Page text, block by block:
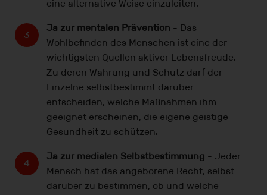
eine alternative Weise einzuleiten.
Ja zur mentalen Prävention - Das
Wohlbefinden des Menschen ist eine der
wichtigsten Quellen aktiver Lebensfreude.
Zu deren Wahrung und Schutz darf der
Einzelne selbstbestimmt darüber
entscheiden, welche Maßnahmen ihm
geeignet erscheinen, die eigene geistige
Gesundheit zu schützen.
Ja zur medialen Selbstbestimmung - Jeder
Mensch hat das angeborene Recht, selbst
darüber zu bestimmen, ob und welche